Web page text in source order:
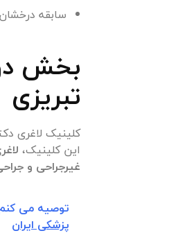
سابقه
بخش
تبریزی
کلینیک لاغری
این کلینیک،
غیرجراحی و
توصیه می کنم
پزشکی ایران